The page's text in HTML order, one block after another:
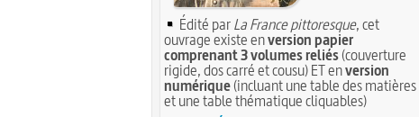
Édité parLa France pittoresque, cet
ouvrage existe enversion papier
comprenant 3 volumes reliés(couverture
rigide, dos carré et cousu) ET enversion
numérique(incluant une table des matières
et une table thématique cliquables)